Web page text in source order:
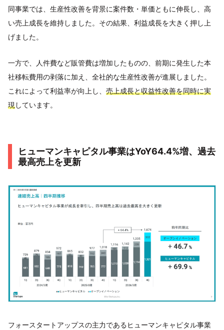
同事業では、生産性改善を背景に案件数・単価ともに伸長し、高
い売上成長を維持しました。その結果、利益成長を大きく押し上
げました。
一方で、人件費など販管費は増加したものの、前期に発生した本
社移転費用の剥落に加え、全社的な生産性改善が進展しました。
これによって利益率が向上し、 売上成長と収益性改善を同時に実
現しています。
ヒューマンキャピタル事業はYoY64.4%増、過去
最高売上を更新
フォースタートアップスの主力であるヒューマンキャピタル事業